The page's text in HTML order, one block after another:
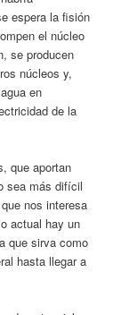
espera la fisión
el núcleo
se producen
núcleos y,
en
de la
que aportan
sea más difícil
nos interesa
actual hay un
que sirva como
hasta llegar a